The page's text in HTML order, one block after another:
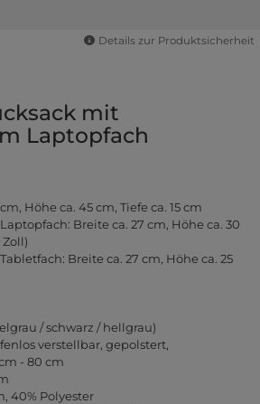
Details zur Produktsicherheit
mit
Laptopfach
Höhe ca. 45 cm, Tiefe ca. 15 cm
Breite ca. 27 cm, Höhe ca. 30
Zoll)
Breite ca. 27 cm, Höhe ca. 25
/ schwarz / hellgrau)
verstellbar, gepolstert,
- 80 cm
40% Polyester